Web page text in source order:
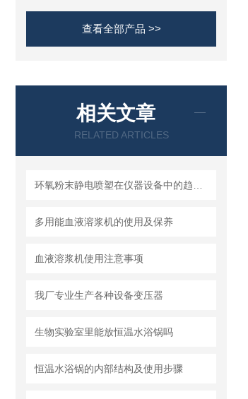
查看全部产品 >>
相关文章
RELATED ARTICLES
多用能血液溶浆机的使用及保养
血液溶浆机使用注意事项
我厂专业生产各种设备变压器
生物实验室里能放恒温水浴锅吗
恒温水浴锅的内部结构及使用步骤